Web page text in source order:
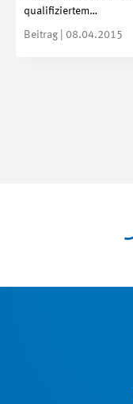
qualifiziertem…
Beitrag | 08.04.2015